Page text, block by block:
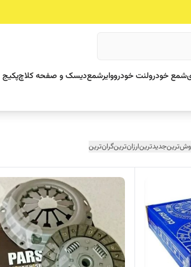
شمع خودرولنت خودرووایرشمعدیسک و صفحه کلاچ
جدیدترینارزان‌ترینگران‌ترین